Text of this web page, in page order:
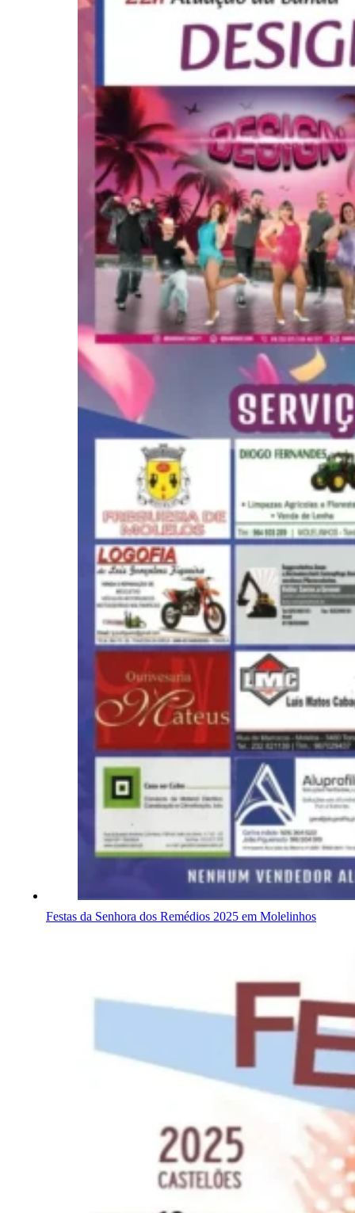
Festas da Senhora dos Remédios 2025 em Molelinhos